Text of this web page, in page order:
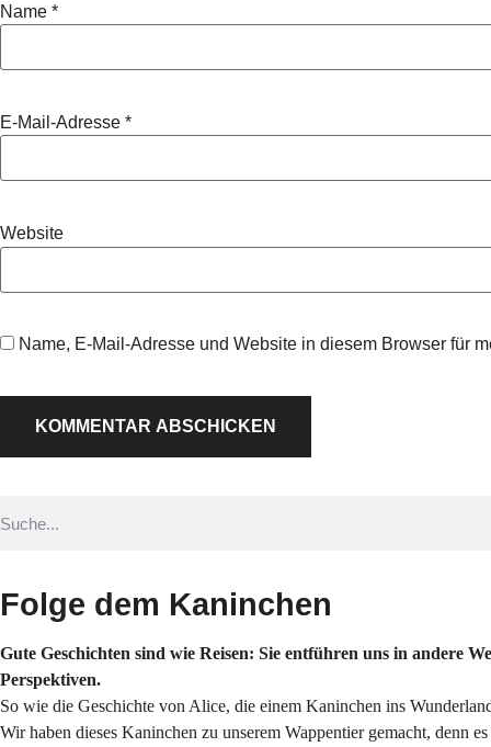
Name *
E-Mail-Adresse *
Website
Name, E-Mail-Adresse und Website in diesem Browser für
Folge dem Kaninchen
Gute Geschichten sind wie Reisen: Sie entführen uns in andere
Perspektiven.
So wie die Geschichte von Alice, die einem Kaninchen ins
Wir haben dieses Kaninchen zu unserem Wappentier gemacht, denn